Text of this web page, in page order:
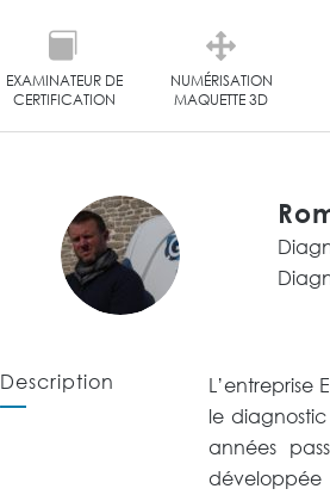
EXAMINATEUR DE
CERTIFICATION
NUMÉRISATION
MAQUETTE 3D
Description
L’entreprise
le
années
développée